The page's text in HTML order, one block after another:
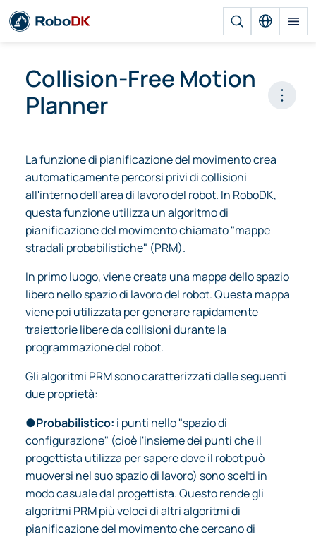
Collision-Free Motion
Planner
Open
La funzione di pianificazione del movimento crea
automaticamente percorsi privi di collisioni
all'interno dell'area di lavoro del robot. In RoboDK,
questa funzione utilizza un algoritmo di
pianificazione del movimento chiamato "mappe
stradali probabilistiche" (PRM).
In primo luogo, viene creata una mappa dello spazio
libero nello spazio di lavoro del robot. Questa mappa
viene poi utilizzata per generare rapidamente
traiettorie libere da collisioni durante la
programmazione del robot.
Gli algoritmi PRM sono caratterizzati dalle seguenti
due proprietà:
●Probabilistico: i punti nello "spazio di
configurazione" (cioè l'insieme dei punti che il
progettista utilizza per sapere dove il robot può
muoversi nel suo spazio di lavoro) sono scelti in
modo casuale dal progettista. Questo rende gli
algoritmi PRM più veloci di altri algoritmi di
pianificazione del movimento che cercano di